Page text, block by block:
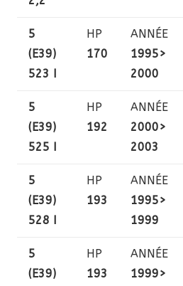
5
(E39)
523 I
HP
170
ANNÉE
1995>
2000
5
(E39)
525 I
HP
192
ANNÉE
2000>
2003
5
(E39)
528 I
HP
193
ANNÉE
1995>
1999
5
(E39)
HP
193
ANNÉE
1999>